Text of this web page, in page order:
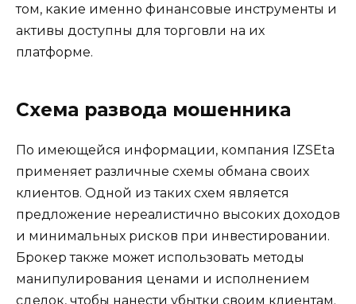
том, какие именно финансовые инструменты и
активы доступны для торговли на их
платформе.
Схема развода мошенника
По имеющейся информации, компания IZSEta
применяет различные схемы обмана своих
клиентов. Одной из таких схем является
предложение нереалистично высоких доходов
и минимальных рисков при инвестировании.
Брокер также может использовать методы
манипулирования ценами и исполнением
сделок, чтобы нанести убытки своим клиентам.